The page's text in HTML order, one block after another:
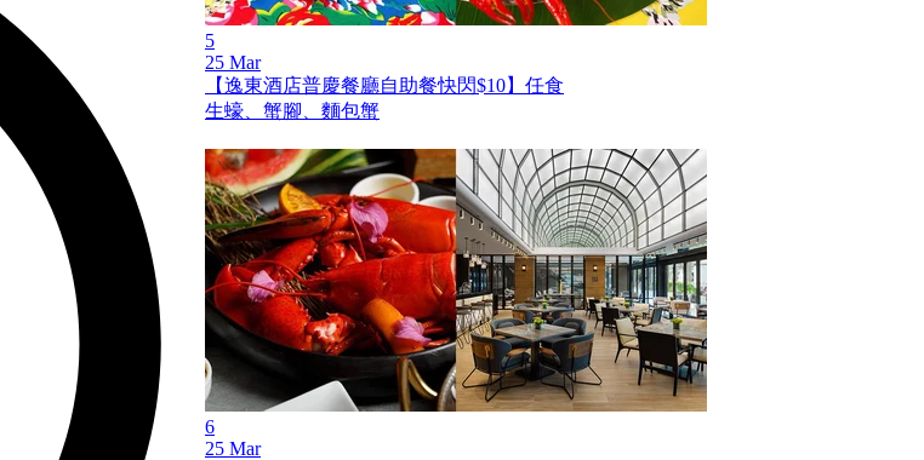
5
25 Mar
【逸東酒店普慶餐廳自助餐快閃$10】任食
生蠔、蟹腳、麵包蟹
6
25 Mar